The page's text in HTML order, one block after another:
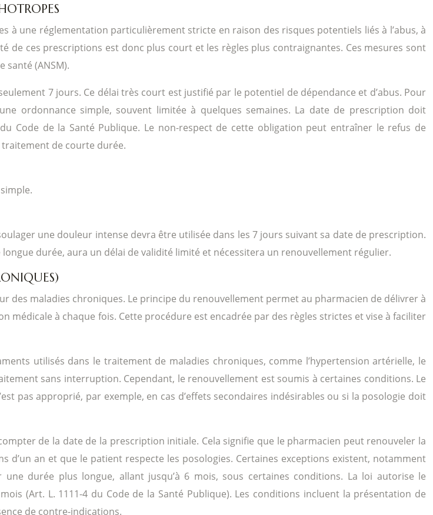
une réglementation particulièrement stricte en raison des risques potentiels liés à l’abus, à
de ces prescriptions est donc plus court et les règles plus contraignantes. Ces mesures sont
santé (ANSM).
7 jours. Ce délai très court est justifié par le potentiel de dépendance et d’abus. Pour
ordonnance simple, souvent limitée à quelques semaines. La date de prescription doit
Code de la Santé Publique. Le non-respect de cette obligation peut entraîner le refus de
de courte durée.
une douleur intense devra être utilisée dans les 7 jours suivant sa date de prescription.
durée, aura un délai de validité limité et nécessitera un renouvellement régulier.
maladies chroniques. Le principe du renouvellement permet au pharmacien de délivrer à
à chaque fois. Cette procédure est encadrée par des règles strictes et vise à faciliter
utilisés dans le traitement de maladies chroniques, comme l’hypertension artérielle, le
sans interruption. Cependant, le renouvellement est soumis à certaines conditions. Le
pas approprié, par exemple, en cas d’effets secondaires indésirables ou si la posologie doit
de la date de la prescription initiale. Cela signifie que le pharmacien peut renouveler la
an et que le patient respecte les posologies. Certaines exceptions existent, notamment
durée plus longue, allant jusqu’à 6 mois, sous certaines conditions. La loi autorise le
(Art. L. 1111-4 du Code de la Santé Publique). Les conditions incluent la présentation de
de contre-indications.